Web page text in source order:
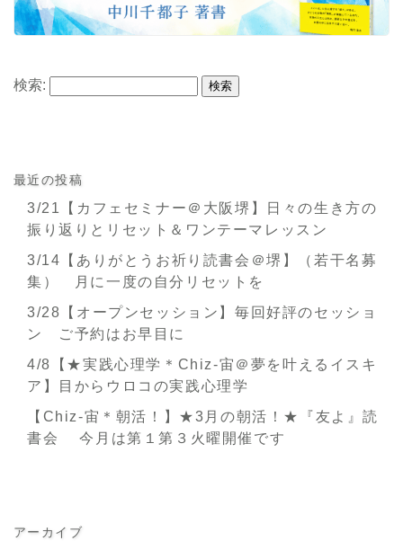
検索:
最近の投稿
3/21【カフェセミナー＠大阪堺】日々の生き方の
振り返りとリセット＆ワンテーマレッスン
3/14【ありがとうお祈り読書会＠堺】（若干名募
集） 月に一度の自分リセットを
3/28【オープンセッション】毎回好評のセッショ
ン ご予約はお早目に
4/8【★実践心理学＊Chiz-宙＠夢を叶えるイスキ
ア】目からウロコの実践心理学
【Chiz-宙＊朝活！】★3月の朝活！★『友よ』読
書会 今月は第１第３火曜開催です
アーカイブ